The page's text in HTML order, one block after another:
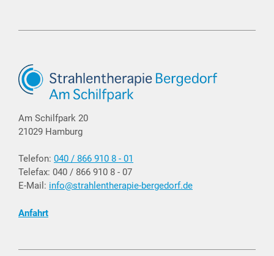
Am Schilfpark 20
21029 Hamburg
Telefon: 040 / 866 910 8 - 01
Telefax: 040 / 866 910 8 - 07
E-Mail: info@strahlentherapie-bergedorf.de
Anfahrt